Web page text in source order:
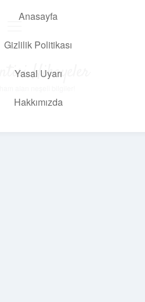
Anasayfa
Gizlilik Politikası
Yasal Uyarı
Hakkımızda
Hikayeler